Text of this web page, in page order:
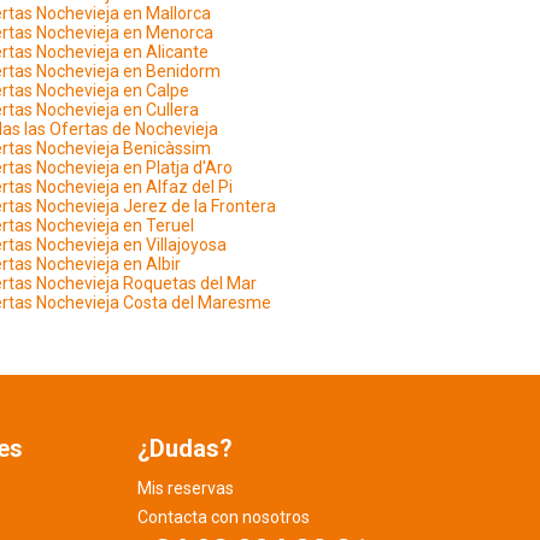
Nochevieja en Mallorca
Nochevieja en Menorca
Nochevieja en Alicante
Nochevieja en Benidorm
Nochevieja en Calpe
Nochevieja en Cullera
las Ofertas de Nochevieja
Nochevieja Benicàssim
Nochevieja en Platja d'Aro
Nochevieja en Alfaz del Pi
Nochevieja Jerez de la Frontera
Nochevieja en Teruel
Nochevieja en Villajoyosa
Nochevieja en Albir
Nochevieja Roquetas del Mar
Nochevieja Costa del Maresme
¿Dudas?
Mis reservas
Contacta con nosotros